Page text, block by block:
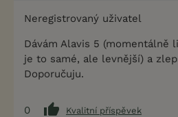
Neregistrovaný uživatel
Dávám Alavis 5 (momentálně
je to samé, ale levnější) a
Doporučuju.
0
Kvalitní příspěvek